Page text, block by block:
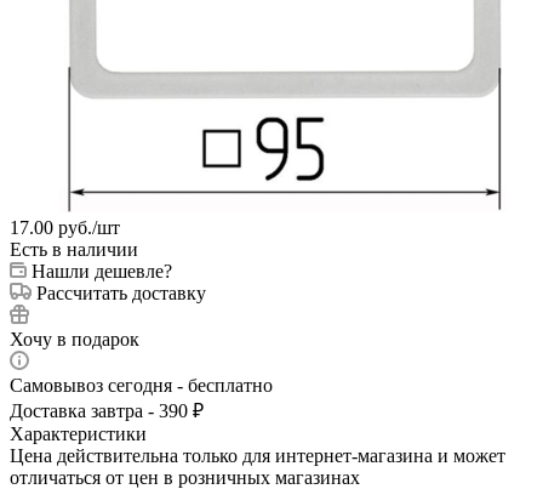
17.00 руб./шт
Есть в наличии
Нашли дешевле?
Рассчитать доставку
Хочу в подарок
Самовывоз сегодня - бесплатно
Доставка завтра - 390 ₽
Характеристики
Цена действительна только для интернет-магазина и может
отличаться от цен в розничных магазинах